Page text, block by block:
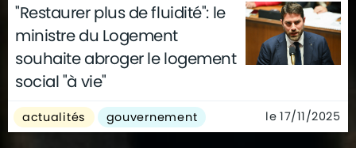
"Restaurer plus de fluidité": le
ministre du Logement
souhaite abroger le logement
social "à vie"
actualités gouvernement le 17/11/2025